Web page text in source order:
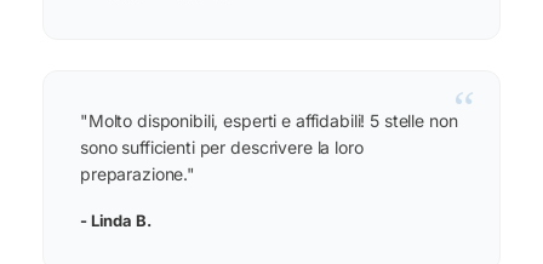
“
"Molto disponibili, esperti e affidabili! 5 stelle non
sono sufficienti per descrivere la loro
preparazione."
- Linda B.